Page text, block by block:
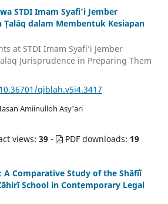
STDI Imam Syafi’i Jember
dalam Membentuk Kesiapan
at STDI Imam Syafi’i Jember
Jurisprudence in Preparing Them
qiblah.v5i4.3417
Amiinulloh Asy'ari
views:39 - PDF downloads:19
Comparative Study of the Shāfiʿī
School in Contemporary Legal